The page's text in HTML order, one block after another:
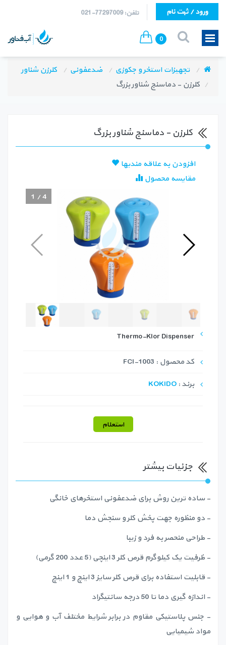
تلفن: 77297009-021 ورود / ثبت نام
0
تجهیزات استخر و جکوزی ضدعفونی
کلرزن شناور
کلرزن - دماسنج شناور بزرگ
کلرزن - دماسنج شناور بزرگ
افزودن به علاقه مندیها
مقایسه محصول
1 /4
Thermo-Klor Dispenser
کد محصول : FCI-1003
برند : KOKIDO
استعلام
جزئیات بیشتر
- ساده ترین روش برای ضدعفونی استخرهای خانگی
- دو منظوره جهت پخش کلر و سنجش دما
- طراحی منحصر به فرد و زیبا
- ظرفیت یک کیلوگرم قرص کلر 3 اینچی (5 عدد 200 گرمی)
- قابلیت استفاده برای قرص کلر سایز 3 اینچ و 1 اینچ
- اندازه گیری دما تا 50 درجه سانتیگراد
- جنس پلاستیکی مقاوم در برابر شرایط مختلف آب و هوایی و
مواد شیمیایی